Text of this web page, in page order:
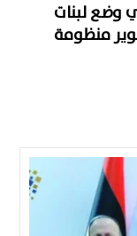
وضع لبنات
منظومة